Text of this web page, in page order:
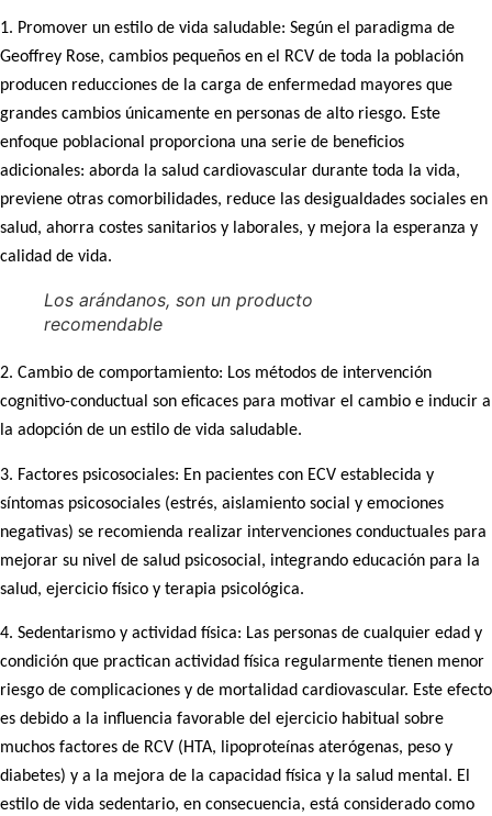
1. Promover un estilo de vida saludable: Según el paradigma de
Geoffrey Rose, cambios pequeños en el RCV de toda la población
producen reducciones de la carga de enfermedad mayores que
grandes cambios únicamente en personas de alto riesgo. Este
enfoque poblacional proporciona una serie de beneficios
adicionales: aborda la salud cardiovascular durante toda la vida,
previene otras comorbilidades, reduce las desigualdades sociales en
salud, ahorra costes sanitarios y laborales, y mejora la esperanza y
calidad de vida.
Los arándanos, son un producto
recomendable
2. Cambio de comportamiento: Los métodos de intervención
cognitivo-conductual son eficaces para motivar el cambio e inducir a
la adopción de un estilo de vida saludable.
3. Factores psicosociales: En pacientes con ECV establecida y
síntomas psicosociales (estrés, aislamiento social y emociones
negativas) se recomienda realizar intervenciones conductuales para
mejorar su nivel de salud psicosocial, integrando educación para la
salud, ejercicio físico y terapia psicológica.
4. Sedentarismo y actividad física: Las personas de cualquier edad y
condición que practican actividad física regularmente tienen menor
riesgo de complicaciones y de mortalidad cardiovascular. Este efecto
es debido a la influencia favorable del ejercicio habitual sobre
muchos factores de RCV (HTA, lipoproteínas aterógenas, peso y
diabetes) y a la mejora de la capacidad física y la salud mental. El
estilo de vida sedentario, en consecuencia, está considerado como